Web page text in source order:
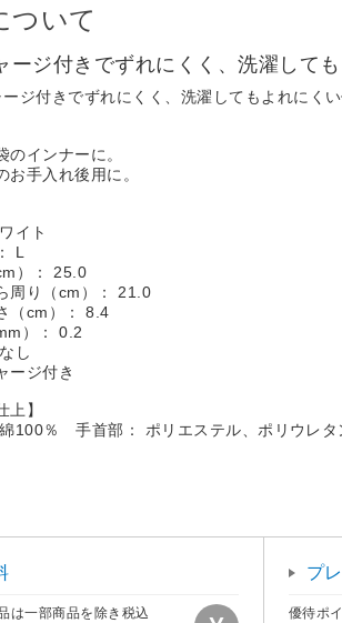
ついて
ージ付きでずれにくく、洗濯しても
ジ付きでずれにくく、洗濯してもよれにくい
のインナーに。
お手入れ後用に。
イト
L
）： 25.0
周り（cm）： 21.0
（cm）： 8.4
）： 0.2
し
ージ付き
上】
綿100％ 手首部： ポリエステル、ポリウレタ
は一部商品を除き税込
プ
優待ポ